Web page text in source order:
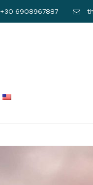
+30 6908967887